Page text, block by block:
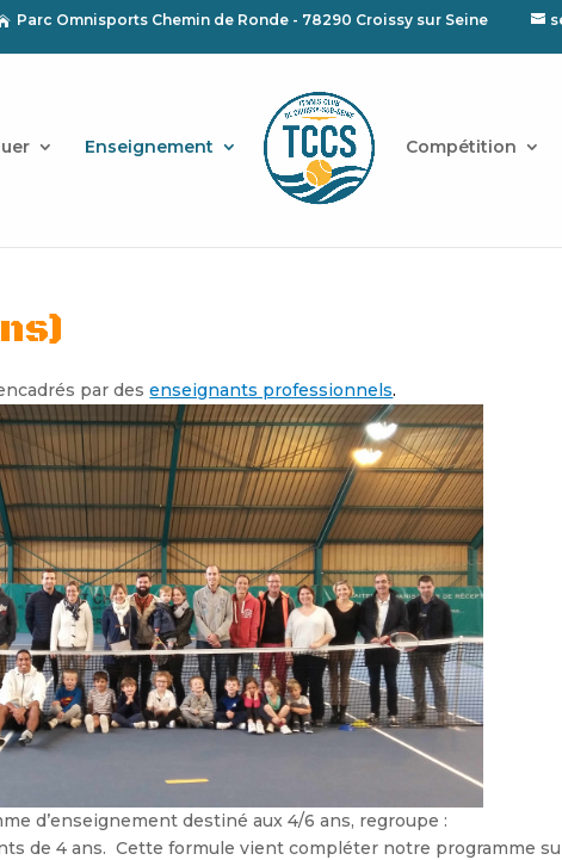
Parc Omnisports Chemin de Ronde - 78290 Croissy sur Seine
Enseignement Compétition
par des enseignants professionnels.
d’enseignement destiné aux 4/6 ans, regroupe :
de 4 ans. Cette formule vient compléter notre programme